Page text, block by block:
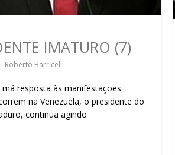
IMATURO (7)
Roberto Barricelli
resposta às manifestações
na Venezuela, o presidente do
continua agindo